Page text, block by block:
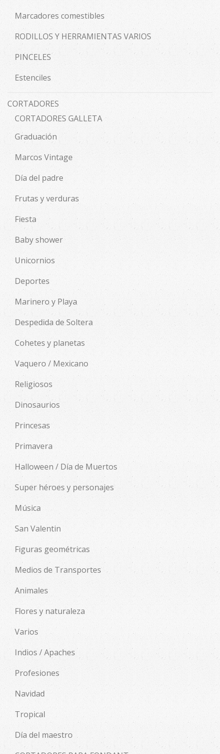
Marcadores comestibles
RODILLOS Y HERRAMIENTAS VARIOS
PINCELES
Estenciles
CORTADORES
CORTADORES GALLETA
Graduación
Marcos Vintage
Día del padre
Frutas y verduras
Fiesta
Baby shower
Unicornios
Deportes
Marinero y Playa
Despedida de Soltera
Cohetes y planetas
Vaquero / Mexicano
Religiosos
Dinosaurios
Princesas
Primavera
Halloween / Día de Muertos
Super héroes y personajes
Música
San Valentin
Figuras geométricas
Medios de Transportes
Animales
Flores y naturaleza
Varios
Indios / Apaches
Profesiones
Navidad
Tropical
Día del maestro